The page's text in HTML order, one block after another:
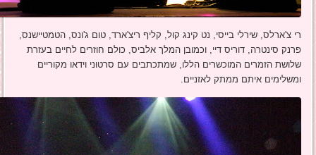
רי צ'ארלס, שירלי בייסי, נט קינג קול, קליף ריצ'ארד, טום ג'ונס, הטמטיישנס,
פרנק סינטרה, דוריס דיי, וכמובן המלך אלביס, כולם חוזרים לחיים בעזרת
שלושת הזמרים המוכשרים הללו, שמתכתבים עם סרטוני וידאו מקוריים
ומשלימים איתם ממתק לאזניים.